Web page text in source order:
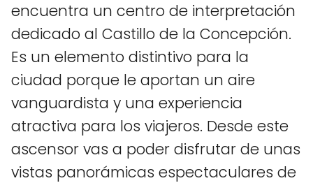
encuentra un centro de interpretación
dedicado al Castillo de la Concepción.
Es un elemento distintivo para la
ciudad porque le aportan un aire
vanguardista y una experiencia
atractiva para los viajeros. Desde este
ascensor vas a poder disfrutar de unas
vistas panorámicas espectaculares de